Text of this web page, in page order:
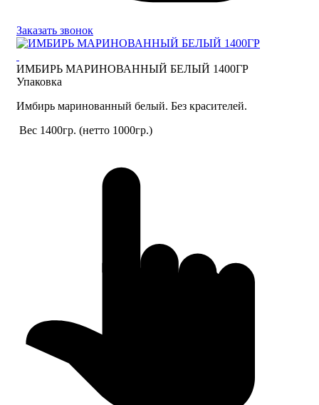
Заказать звонок
ИМБИРЬ МАРИНОВАННЫЙ БЕЛЫЙ 1400ГР
Упаковка
Имбирь маринованный белый. Без красителей.
Вес 1400гр. (нетто 1000гр.)